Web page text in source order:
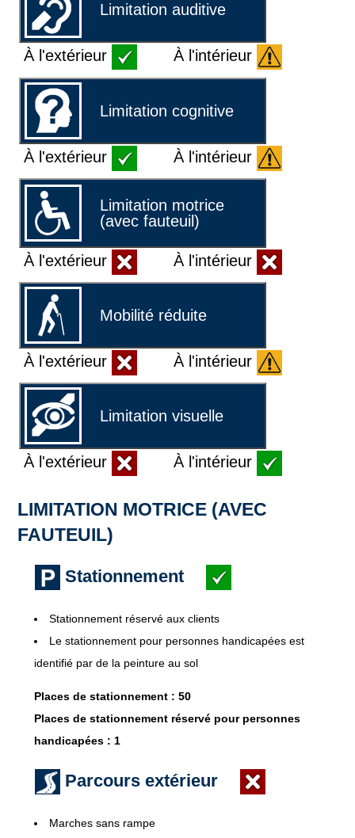
Limitation auditive
À l'extérieur À l'intérieur
Limitation cognitive
À l'extérieur À l'intérieur
Limitation motrice
(avec fauteuil)
À l'extérieur À l'intérieur
Mobilité réduite
À l'extérieur À l'intérieur
Limitation visuelle
À l'extérieur À l'intérieur
LIMITATION MOTRICE (AVEC
FAUTEUIL)
Stationnement
Stationnement réservé aux clients
Le stationnement pour personnes handicapées est
identifié par de la peinture au sol
Places de stationnement : 50
Places de stationnement réservé pour personnes
handicapées : 1
Parcours extérieur
Marches sans rampe